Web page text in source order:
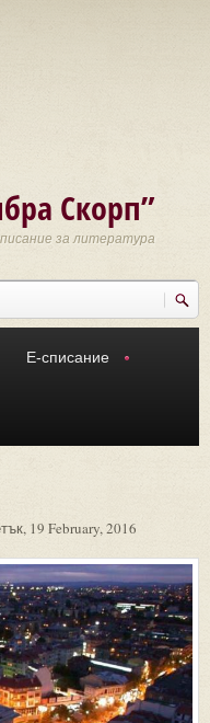
Скорп”
за литература
Е-списание
19 February, 2016